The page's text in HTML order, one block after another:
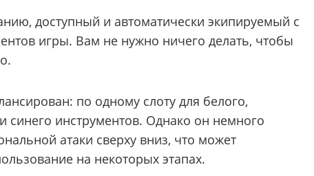
доступный и автоматически экипируемый с
игры. Вам не нужно ничего делать, чтобы
по одному слоту для белого,
синего инструментов. Однако он немного
атаки сверху вниз, что может
на некоторых этапах.